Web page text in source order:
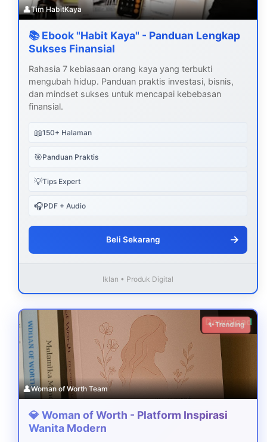
👤Tim HabitKaya
📚 Ebook "Habit Kaya" - Panduan Lengkap
Sukses Finansial
Rahasia 7 kebiasaan orang kaya yang terbukti
mengubah hidup. Panduan praktis investasi, bisnis,
dan mindset sukses untuk mencapai kebebasan
finansial.
📖150+ Halaman
🎯Panduan Praktis
💡Tips Expert
🎧PDF + Audio
Beli Sekarang →
Iklan • Produk Digital
Download
✨ Trending
👤Woman of Worth Team
💎 Woman of Worth - Platform Inspirasi
Wanita Modern